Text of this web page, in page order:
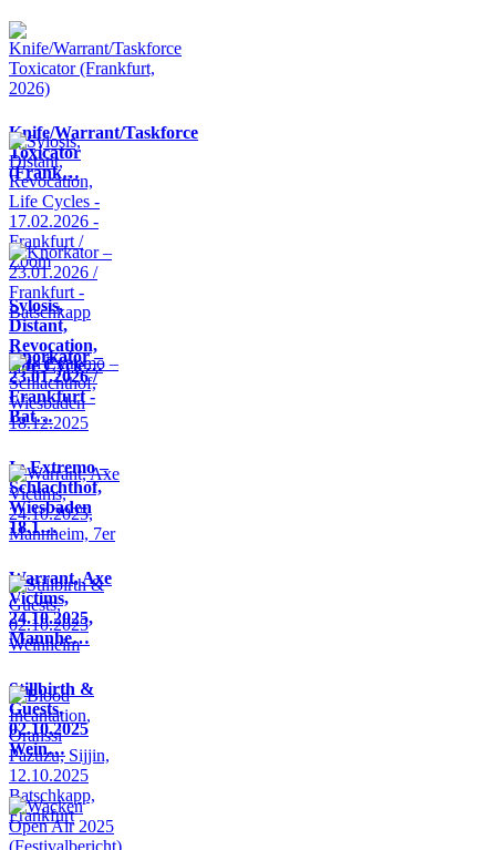
Knife/Warrant/Taskforce
Toxicator
(Frank…
Sylosis,
Distant,
Revocation,
Life Cycle…
Knorkator –
23.01.2026 /
Frankfurt -
Bat…
In Extremo –
Schlachthof,
Wiesbaden
18.1…
Warrant, Axe
Victims,
24.10.2025,
Mannhe…
Stillbirth &
Guests,
02.10.2025
Wein…